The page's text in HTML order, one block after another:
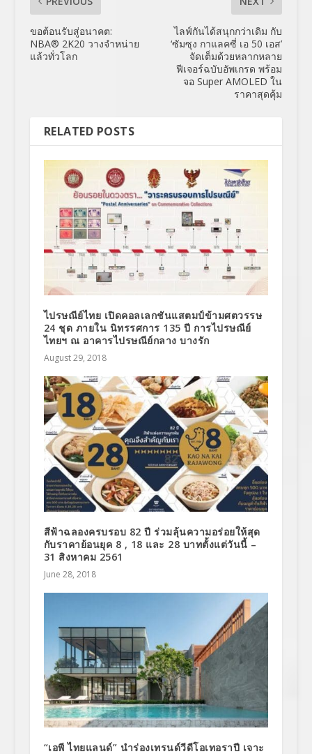
ขอต้อนรับสู่อนาคต:
NBA® 2K20 วางจำหน่าย
แล้วทั่วโลก
ไลฟ์กันได้สนุกกว่าเดิม กับ
‘ซัมซุง กาแลคซี่ เอ 50 เอส’
จัดเต็มด้วยหลากหลาย
ฟีเจอร์ฉบับอัพเกรด พร้อม
จอ Super AMOLED ใน
ราคาสุดคุ้ม
RELATED POSTS
ไปรษณีย์ไทย เปิดคอลเลกชันแสตมป์ข้ามศตวรรษ
24 ชุด ภายใน นิทรรศการ 135 ปี การไปรษณีย์
ไทยฯ ณ อาคารไปรษณีย์กลาง บางรัก
August 29, 2018
สีฟ้าฉลองครบรอบ 82 ปี ร่วมลุ้นความอร่อยให้สุด
กับราคาย้อนยุค 8 , 18 และ 28 บาทตั้งแต่วันนี้ –
31 สิงหาคม 2561
June 28, 2018
“เอพี ไทยแลนด์” นำร่องเทรนด์วีดีโอเทอราปี เจาะ